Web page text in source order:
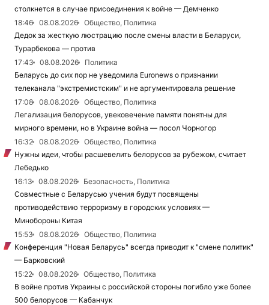
столкнется в случае присоединения к войне — Демченко
18:46
08.08.2026
Общество, Политика
Дедок за жесткую люстрацию после смены власти в Беларуси,
Турарбекова — против
17:43
08.08.2026
Политика
Беларусь до сих пор не уведомила Euronews о признании
телеканала "экстремистским" и не аргументировала решение
17:08
08.08.2026
Общество, Политика
Легализация белорусов, увековечение памяти понятны для
мирного времени, но в Украине война — посол Чорногор
16:32
08.08.2026
Общество, Политика
Нужны идеи, чтобы расшевелить белорусов за рубежом, считает
Лебедько
16:13
08.08.2026
Безопасность, Политика
Совместные с Беларусью учения будут посвящены
противодействию терроризму в городских условиях —
Минобороны Китая
15:53
08.08.2026
Общество, Политика
Конференция "Новая Беларусь" всегда приводит к "смене политик"
— Барковский
15:22
08.08.2026
Общество, Политика
В войне против Украины с российской стороны погибло уже более
500 белорусов — Кабанчук